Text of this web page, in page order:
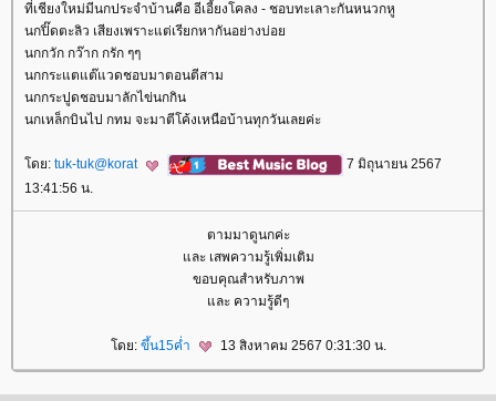
ที่เชียงใหม่มีนกประจำบ้านคือ อีเอี้ยงโคลง - ชอบทะเลาะกันหนวกหู
นกปิ๊ดตะลิว เสียงเพราะแต่เรียกหากันอย่างบ่อ
นกกวัก กว๊าก กรัก ๆๆ
นกกระแตแต๊แวดชอบมาตอนตีสาม
นกกระปูดชอบมาลักไข่นกกิน
นกเหล็กบินไป กทม จะมาตีโค้งเหนือบ้านทุกวันเลยค่ะ
ดย: tuk-tuk@korat
7 มิถุนายน 2567
13:41:56 น.
ตามมาดูนกค่ะ
ละ เสพความรู้เพิ่มเติม
ขอบคุณสำหรับภาพ
ละ ความรู้ดีๆ
ดย: ขึ้น15ค่ำ 13 สิงหาคม 2567 0:31:30 น.